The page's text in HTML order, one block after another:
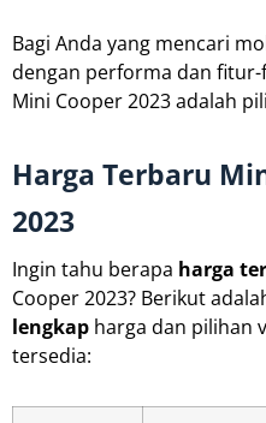
Bagi Anda yang mencari
dengan performa dan
Mini Cooper 2023 adalah
Harga Terbaru
2023
Ingin tahu berapa harga
Cooper 2023? Berikut
lengkap harga dan pilihan
tersedia: